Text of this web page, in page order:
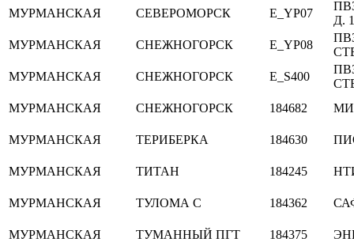
МУРМАНСКАЯ СЕВЕРОМОРСК E_YP07
Д.
МУРМАНСКАЯ
СНЕЖНОГОРСК E_YP08
МУРМАНСКАЯ
СНЕЖНОГОРСК E_S400
МУРМАНСКАЯ
СНЕЖНОГОРСК 184682
МУРМАНСКАЯ ТЕРИБЕРКА 184630
МУРМАНСКАЯ ТИТАН 184245
МУРМАНСКАЯ ТУЛОМА С 184362
МУРМАНСКАЯ ТУМАННЫЙ ПГТ 184375